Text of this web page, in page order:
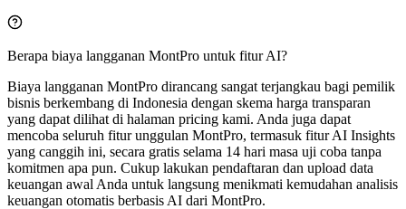
Berapa biaya langganan MontPro untuk fitur AI?
Biaya langganan MontPro dirancang sangat terjangkau bagi pemilik
bisnis berkembang di Indonesia dengan skema harga transparan
yang dapat dilihat di halaman pricing kami. Anda juga dapat
mencoba seluruh fitur unggulan MontPro, termasuk fitur AI Insights
yang canggih ini, secara gratis selama 14 hari masa uji coba tanpa
komitmen apa pun. Cukup lakukan pendaftaran dan upload data
keuangan awal Anda untuk langsung menikmati kemudahan analisis
keuangan otomatis berbasis AI dari MontPro.